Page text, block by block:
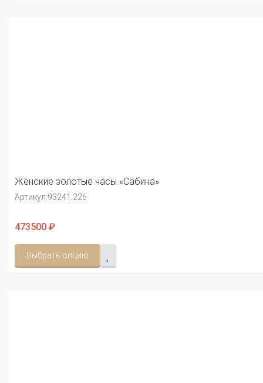
Женские золотые часы «Сабина»
Артикул:93241.226
473500 ₽
Выбрать опцию